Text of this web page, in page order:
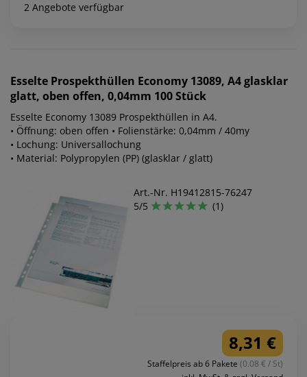
2 Angebote verfügbar
Esselte Prospekthüllen Economy 13089, A4 glasklar
glatt, oben offen, 0,04mm 100 Stück
Esselte Economy 13089 Prospekthüllen in A4.
• Öffnung: oben offen • Folienstärke: 0,04mm / 40my
• Lochung: Universallochung
• Material: Polypropylen (PP) (glasklar / glatt)
Art.-Nr. H19412815-76247
5/5
(1)
8,31 €
Staffelpreis ab 6 Pakete (0.08 € / St)